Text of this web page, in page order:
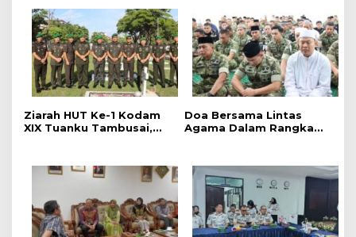
Kalangan Pelajar
Kota Pekanbaru dan Tim
Pakar
Ziarah HUT Ke-1 Kodam
XIX Tuanku Tambusai,
Khidmat
Doa Bersama Lintas
Agama Dalam Rangka